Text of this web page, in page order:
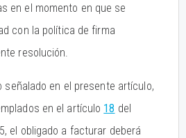
en el momento en que se
con la política de firma
resolución.
señalado en el presente artículo,
en el artículo 18 del
el obligado a facturar deberá